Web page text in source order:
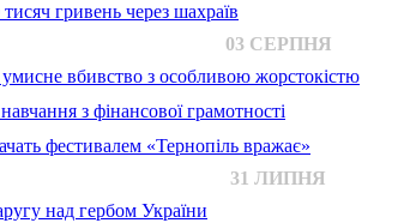
гривень через шахраїв
03 СЕРПНЯ
вбивство з особливою жорстокістю
з фінансової грамотності
фестивалем «Тернопіль вражає»
31 ЛИПНЯ
над гербом України